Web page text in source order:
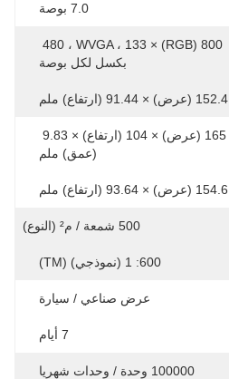
7.0 بوصة
بكسل لكل بوصة
152.4 (عرض) × 91.44 (ارتفاع) ملم
(عمق) ملم
154.6 (عرض) × 93.64 (ارتفاع) ملم
500 شمعة / م² (النوع)
600: 1 (نموذجي) (TM)
عرض صناعي / سيارة
7 أيام
100000 وحدة / وحدات شهريا